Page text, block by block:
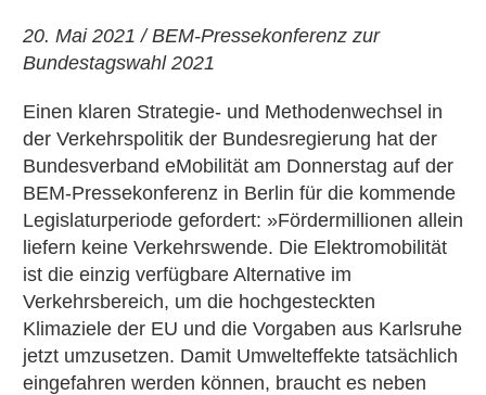
20. Mai 2021 / BEM-Pressekonferenz zur
Bundestagswahl 2021
Einen klaren Strategie- und Methodenwechsel in
der Verkehrspolitik der Bundesregierung hat der
Bundesverband eMobilität am Donnerstag auf der
BEM-Pressekonferenz in Berlin für die kommende
Legislaturperiode gefordert: »Fördermillionen allein
liefern keine Verkehrswende. Die Elektromobilität
ist die einzig verfügbare Alternative im
Verkehrsbereich, um die hochgesteckten
Klimaziele der EU und die Vorgaben aus Karlsruhe
jetzt umzusetzen. Damit Umwelteffekte tatsächlich
eingefahren werden können, braucht es neben